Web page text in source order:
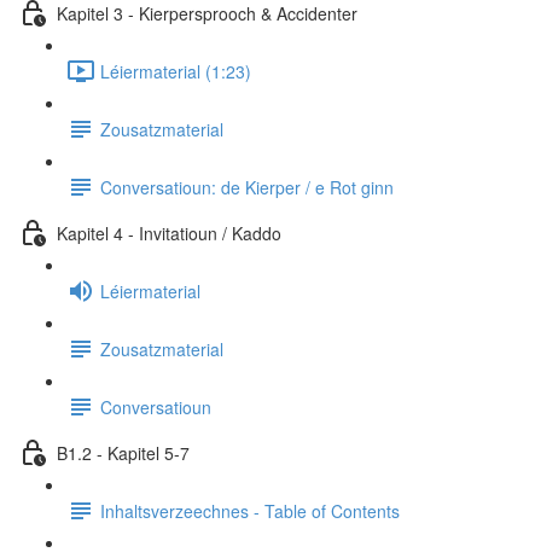
Kapitel 3 - Kierpersprooch & Accidenter
Léiermaterial (1:23)
Zousatzmaterial
Conversatioun: de Kierper / e Rot ginn
Kapitel 4 - Invitatioun / Kaddo
Léiermaterial
Zousatzmaterial
Conversatioun
B1.2 - Kapitel 5-7
Inhaltsverzeechnes - Table of Contents